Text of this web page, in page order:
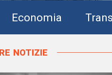
Economia
notizie